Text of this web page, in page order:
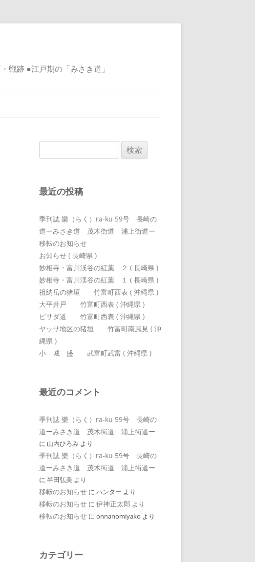
戦跡 ●江戸期の「みさき道」
索:
最近の投稿
季刊誌 樂（らく）ra-ku 59号 長崎の
道ーみさき道 茂木街道 浦上街道ー
移転のお知らせ
お知らせ ( 長崎県 )
妙相寺・富川渓谷の紅葉 ２ ( 長崎県 )
妙相寺・富川渓谷の紅葉 １ ( 長崎県 )
祖納岳の猪垣 竹富町西表 ( 沖縄県 )
大平井戸 竹富町西表 ( 沖縄県 )
ピサダ道 竹富町西表 ( 沖縄県 )
ヤッサ地区の猪垣 竹富町南風見 ( 沖
縄県 )
小 城 盛 武富町武富 ( 沖縄県 )
最近のコメント
季刊誌 樂（らく）ra-ku 59号 長崎の
道ーみさき道 茂木街道 浦上街道ー
に 山内ひろみ より
季刊誌 樂（らく）ra-ku 59号 長崎の
道ーみさき道 茂木街道 浦上街道ー
に 半田弘美 より
移転のお知らせ に ハンター より
移転のお知らせ に 伊神正太郎 より
移転のお知らせ に onnanomiyako より
カテゴリー